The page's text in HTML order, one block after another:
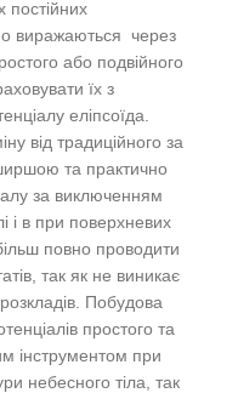
постійних
виражаються через
або подвійного
їх з
еліпсоїда.
від традиційного за
та практично
за виключенням
і в при поверхневих
повно проводити
так як не виникає
Побудова
простого та
інструментом при
небесного тіла, так